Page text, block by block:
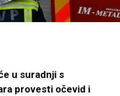
u suradnji s
provesti očevid i